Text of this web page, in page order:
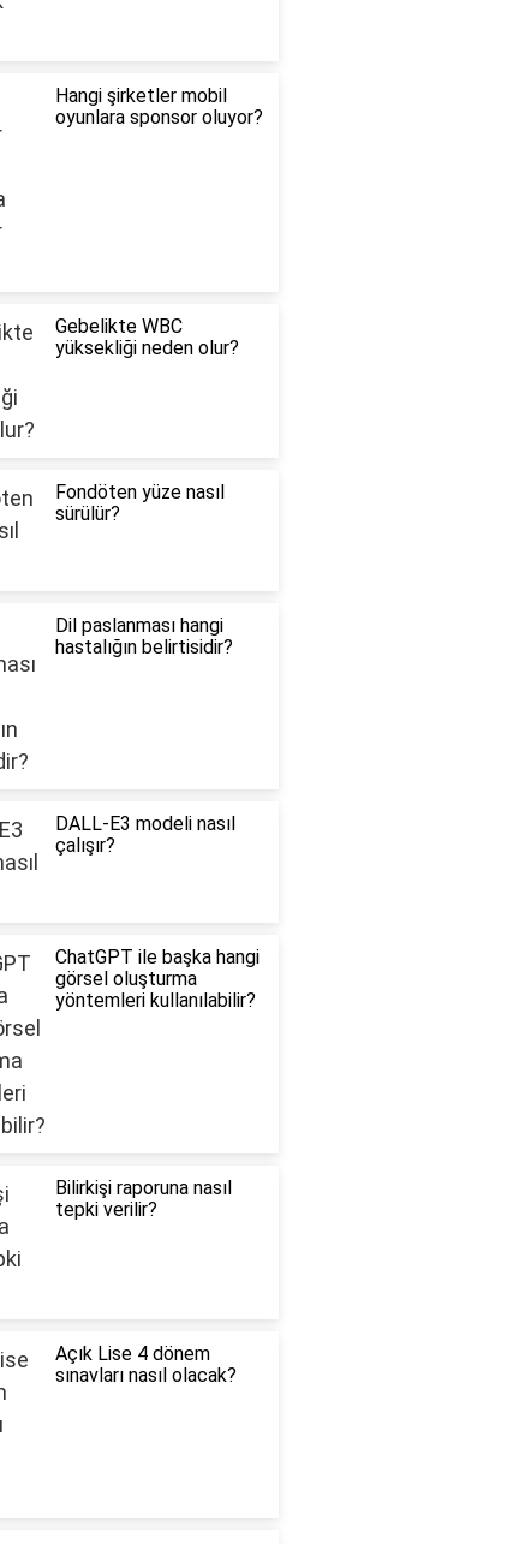
Hangi şirketler mobil
oyunlara sponsor oluyor?
Gebelikte WBC
yüksekliği neden olur?
Fondöten yüze nasıl
sürülür?
Dil paslanması hangi
hastalığın belirtisidir?
DALL-E3 modeli nasıl
çalışır?
ChatGPT ile başka hangi
görsel oluşturma
yöntemleri kullanılabilir?
Bilirkişi raporuna nasıl
tepki verilir?
Açık Lise 4 dönem
sınavları nasıl olacak?